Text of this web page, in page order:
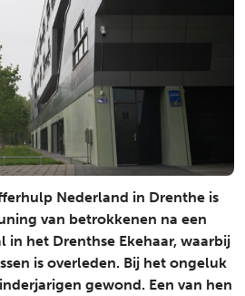
Nederland in Drenthe is
van betrokkenen na een
in het Drenthse Ekehaar, waarbij
is overleden. Bij het ongeluk
gewond. Een van hen